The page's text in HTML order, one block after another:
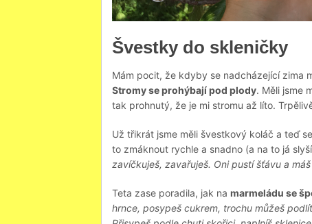
Švestky do skleničky
Mám pocit, že kdyby se nadcházející zima
Stromy se prohýbají pod plody. Měli jsme
tak prohnutý, že je mi stromu až líto.
Už třikrát jsme měli švestkový koláč a teď
to zmáknout rychle a snadno (a na to já
zavíčkuješ, zavařuješ. Oni pustí šťávu a
Teta zase poradila, jak na marmeládu se
hrnce, posypeš cukrem, trochu můžeš